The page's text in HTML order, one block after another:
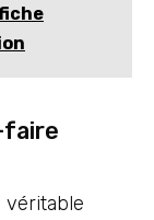
faire
véritable